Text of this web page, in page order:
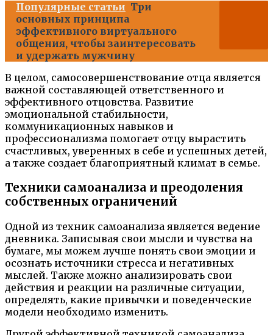
Популярные статьи Три
основных принципа
эффективного виртуального
общения, чтобы заинтересовать
и удержать мужчину
В целом, самосовершенствование отца является
важной составляющей ответственного и
эффективного отцовства. Развитие
эмоциональной стабильности,
коммуникационных навыков и
профессионализма помогает отцу вырастить
счастливых, уверенных в себе и успешных детей,
а также создает благоприятный климат в семье.
Техники самоанализа и преодоления
собственных ограничений
Одной из техник самоанализа является ведение
дневника. Записывая свои мысли и чувства на
бумаге, мы можем лучше понять свои эмоции и
осознать источники стресса и негативных
мыслей. Также можно анализировать свои
действия и реакции на различные ситуации,
определять, какие привычки и поведенческие
модели необходимо изменить.